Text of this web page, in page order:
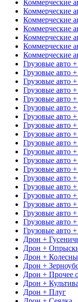
Коммерческие
Коммерческие
Коммерческие
Коммерческие
Коммерческие
Коммерческие
Коммерческие
Грузовые авто
Грузовые авто
Грузовые авто
Грузовые авто
Грузовые авто
Грузовые авто
Грузовые авто
Грузовые авто
Грузовые авто
Грузовые авто
Грузовые авто
Грузовые авто
Грузовые авто
Грузовые авто
Грузовые авто
Грузовые авто
Грузовые авто
Грузовые авто
Грузовые авто
Грузовые авто
Дрон +
Дрон +
Дрон +
Дрон +
Дрон + Прочее
Дрон +
Дрон + Плуг